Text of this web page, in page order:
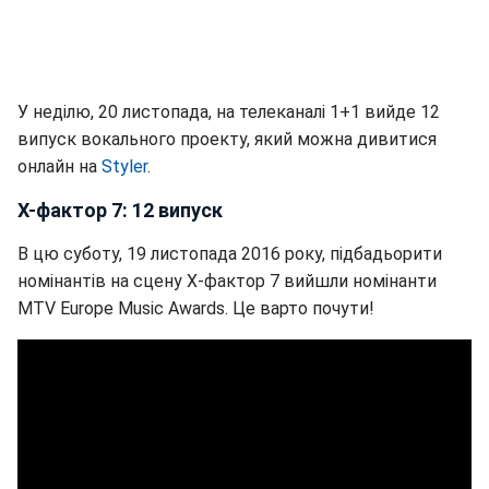
У неділю, 20 листопада, на телеканалі 1+1 вийде 12
випуск вокального проекту, який можна дивитися
онлайн на Styler.
Х-фактор 7: 12 випуск
В цю суботу, 19 листопада 2016 року, підбадьорити
номінантів на сцену Х-фактор 7 вийшли номінанти
MTV Europe Music Awards. Це варто почути!